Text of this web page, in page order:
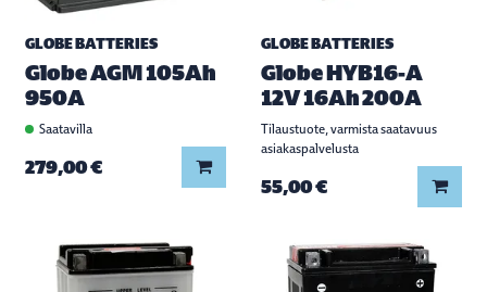
GLOBE BATTERIES
Globe AGM 105Ah
950A
Saatavilla
279,00 € Lisää koriin
GLOBE BATTERIES
Globe HYB16-A
12V 16Ah 200A
Tilaustuote, varmista saatavuus
asiakaspalvelusta
55,00 €